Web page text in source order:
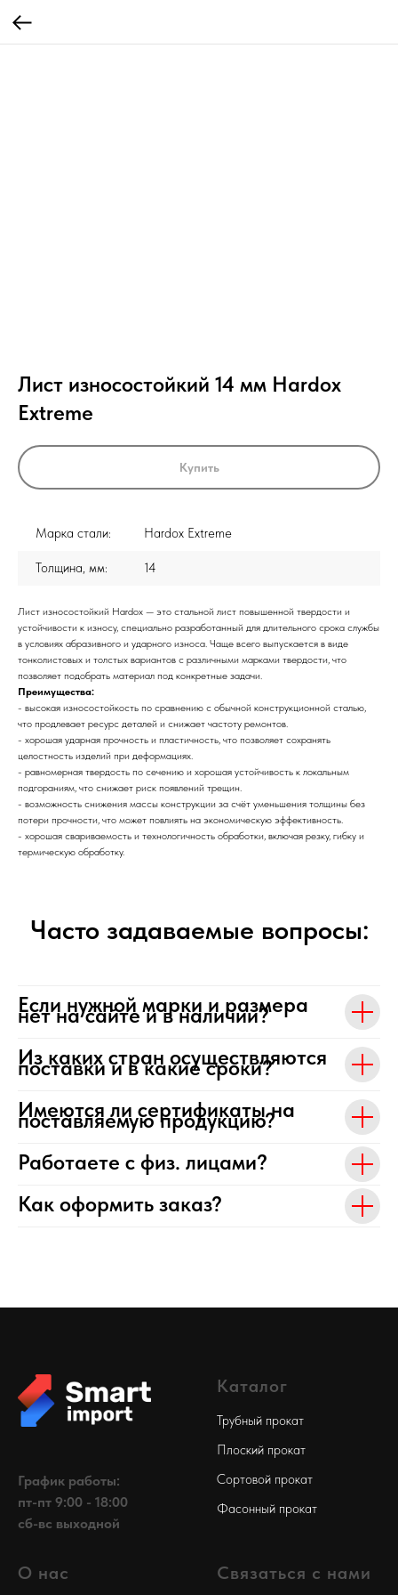
Лист износостойкий 14 мм Hardox
Extreme
Купить
Марка стали: Hardox Extreme
Толщина, мм: 14
Лист износостойкий Hardox — это стальной лист повышенной твердости и
устойчивости к износу, специально разработанный для длительного срока службы
в условиях абразивного и ударного износа. Чаще всего выпускается в виде
тонколистовых и толстых вариантов с различными марками твердости, что
позволяет подобрать материал под конкретные задачи.
Преимущества:
- высокая износостойкость по сравнению с обычной конструкционной сталью,
что продлевает ресурс деталей и снижает частоту ремонтов.
- хорошая ударная прочность и пластичность, что позволяет сохранять
целостность изделий при деформациях.
- равномерная твердость по сечению и хорошая устойчивость к локальным
подгораниям, что снижает риск появлений трещин.
- возможность снижения массы конструкции за счёт уменьшения толщины без
потери прочности, что может повлиять на экономическую эффективность.
- хорошая свариваемость и технологичность обработки, включая резку, гибку и
термическую обработку.
Часто задаваемые вопросы:
Если нужной марки и размера
нет на сайте и в наличии?
Из каких стран осуществляются
поставки и в какие сроки?
Имеются ли сертификаты на
поставляемую продукцию?
Работаете с физ. лицами?
Как оформить заказ?
График работы:
пт-пт 9:00 - 18:00
сб-вс выходной
Каталог
Трубный прокат
Плоский прокат
Сортовой прокат
Фасонный прокат
О нас Связаться с нами